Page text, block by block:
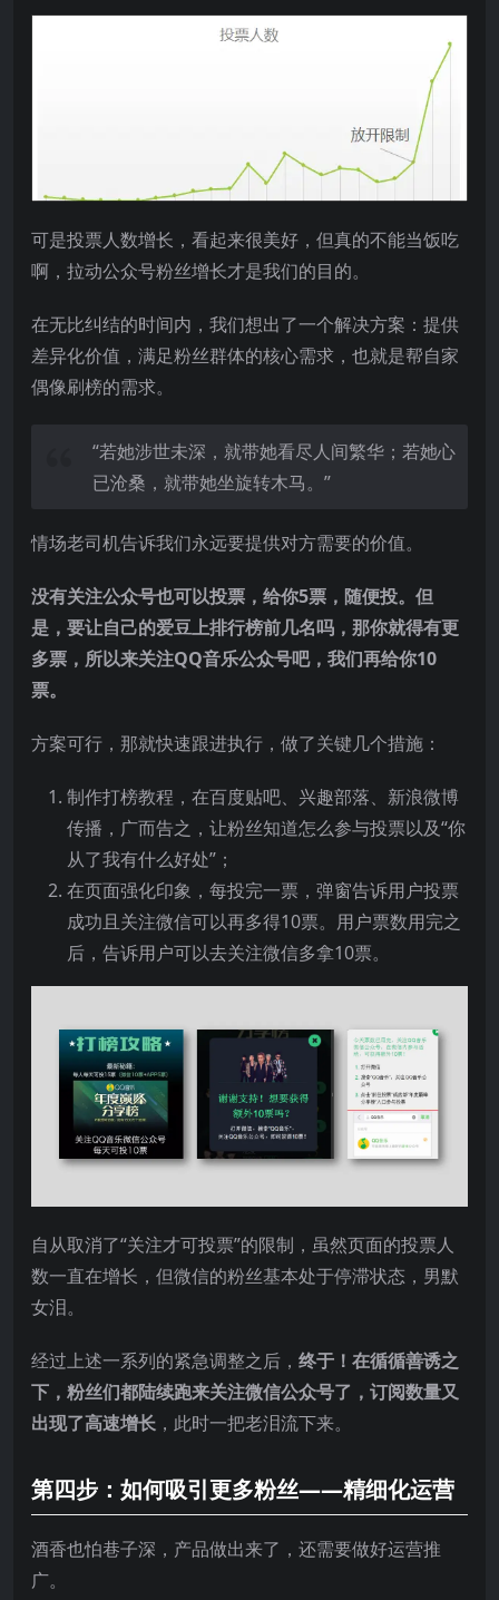
可是投票人数增长，看起来很美好，但真的不能当饭吃
啊，拉动公众号粉丝增长才是我们的目的。
在无比纠结的时间内，我们想出了一个解决方案：提供
差异化价值，满足粉丝群体的核心需求，也就是帮自家
偶像刷榜的需求。
“若她涉世未深，就带她看尽人间繁华；若她心
已沧桑，就带她坐旋转木马。”
情场老司机告诉我们永远要提供对方需要的价值。
没有关注公众号也可以投票，给你5票，随便投。但
是，要让自己的爱豆上排行榜前几名吗，那你就得有更
多票，所以来关注QQ音乐公众号吧，我们再给你10
票。
方案可行，那就快速跟进执行，做了关键几个措施：
制作打榜教程，在百度贴吧、兴趣部落、新浪微博
传播，广而告之，让粉丝知道怎么参与投票以及“你
从了我有什么好处”；
在页面强化印象，每投完一票，弹窗告诉用户投票
成功且关注微信可以再多得10票。用户票数用完之
后，告诉用户可以去关注微信多拿10票。
自从取消了“关注才可投票”的限制，虽然页面的投票人
数一直在增长，但微信的粉丝基本处于停滞状态，男默
女泪。
经过上述一系列的紧急调整之后， 终于！在循循善诱之
下，粉丝们都陆续跑来关注微信公众号了，订阅数量又
出现了高速增长 ，此时一把老泪流下来。
第四步：如何吸引更多粉丝——精细化运营
酒香也怕巷子深，产品做出来了，还需要做好运营推
广。